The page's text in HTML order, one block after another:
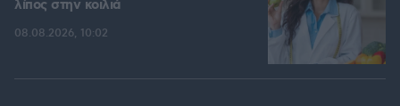
λίπος στην κοιλιά
08.08.2026, 10:02